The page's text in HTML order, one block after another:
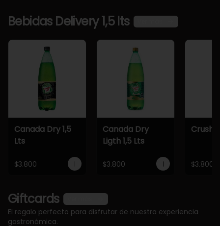
Bebidas Delivery 1,5 lts
Canada Dry 1,5
Lts
$3.800
Canada Dry
Ligth 1,5 Lts
$3.800
Crush
$3.800
Giftcards
El regalo perfecto para disfrutar de nuestra experiencia
gastronómica.